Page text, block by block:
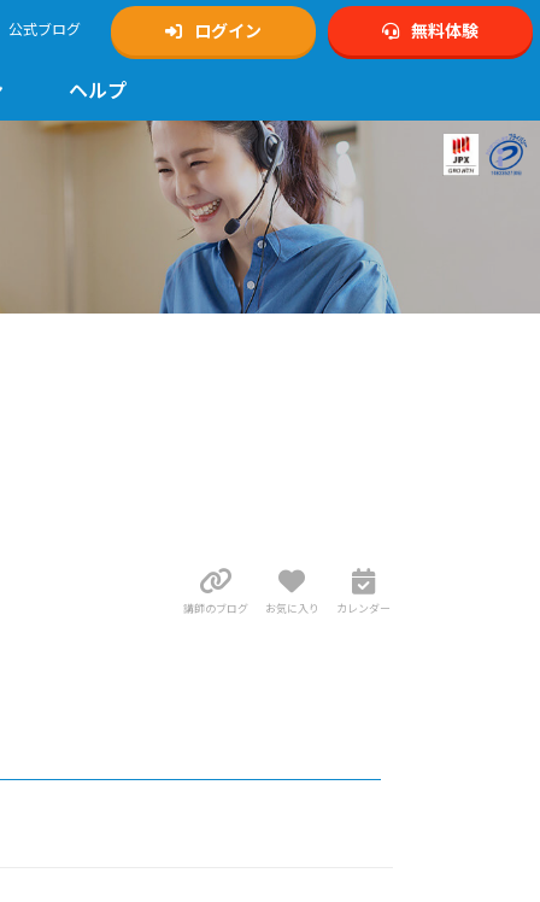
公式ブログ ログイン 無料体験
ヘルプ
講師のブログ お気に入り カレンダー